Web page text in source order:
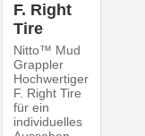
F. Right
Tire
Nitto™ Mud
Grappler
Hochwertiger
F. Right Tire
für ein
individuelles